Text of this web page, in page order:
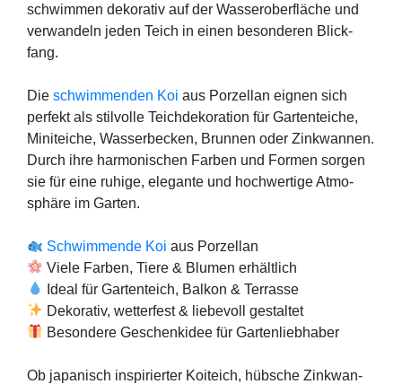
schwim­men deko­ra­tiv auf der Was­ser­ober­flä­che und
ver­wan­deln jeden Teich in einen beson­de­ren Blick­
fang.
Die schwim­men­den Koi aus Por­zel­lan eig­nen sich
per­fekt als stil­vol­le Teich­de­ko­ra­ti­on für Gar­ten­tei­che,
Mini­tei­che, Was­ser­be­cken, Brun­nen oder Zink­wan­nen.
Durch ihre har­mo­ni­schen Far­ben und For­men sor­gen
sie für eine ruhi­ge, ele­gan­te und hoch­wer­ti­ge Atmo­
sphä­re im Gar­ten.
Schwim­men­de Koiaus Por­zel­lan
Vie­le Far­ben, Tie­re & Blu­men erhält­lich
Ide­al für Gar­ten­teich, Bal­kon & Ter­ras­se
Deko­ra­tiv, wet­ter­fest & lie­be­voll gestal­tet
Beson­de­re Geschenk­idee für Gar­ten­lieb­ha­ber
Ob japa­nisch inspi­rier­ter Koi­teich, hüb­sche Zink­wan­